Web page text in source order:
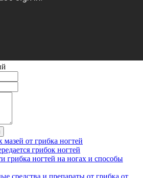
от грибка ногтей
грибок ногтей
грибка ногтей на ногах и способы
средства и препараты от грибка от